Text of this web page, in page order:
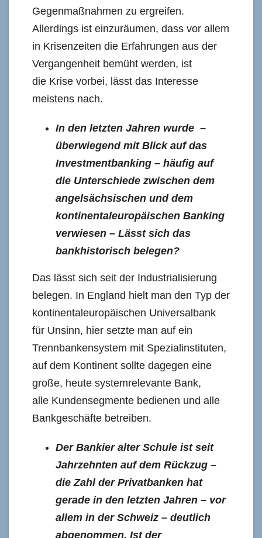
Gegenmaßnahmen zu ergreifen.
Allerdings ist einzuräumen, dass vor allem
in Krisenzeiten die Erfahrungen aus der
Vergangenheit bemüht werden, ist
die Krise vorbei, lässt das Interesse
meistens nach.
In den letzten Jahren wurde –
überwiegend mit Blick auf das
Investmentbanking – häufig auf
die Unterschiede zwischen dem
angelsächsischen und dem
kontinentaleuropäischen Banking
verwiesen – Lässt sich das
bankhistorisch belegen?
Das lässt sich seit der Industrialisierung
belegen. In England hielt man den Typ der
kontinentaleuropäischen Universalbank
für Unsinn, hier setzte man auf ein
Trennbankensystem mit Spezialinstituten,
auf dem Kontinent sollte dagegen eine
große, heute systemrelevante Bank,
alle Kundensegmente bedienen und alle
Bankgeschäfte betreiben.
Der Bankier alter Schule ist seit
Jahrzehnten auf dem Rückzug –
die Zahl der Privatbanken hat
gerade in den letzten Jahren – vor
allem in der Schweiz – deutlich
abgenommen. Ist der